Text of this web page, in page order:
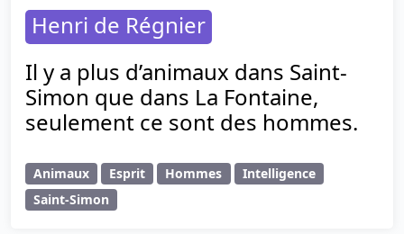
Henri de Régnier
Il y a plus d’animaux dans Saint-
Simon que dans La Fontaine,
seulement ce sont des hommes.
Animaux Esprit Hommes
Intelligence
Saint-Simon